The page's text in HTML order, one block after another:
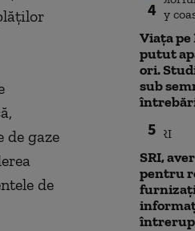
gaze
de
4
Viața
putut
ori.
sub
5
SRI,
pentru